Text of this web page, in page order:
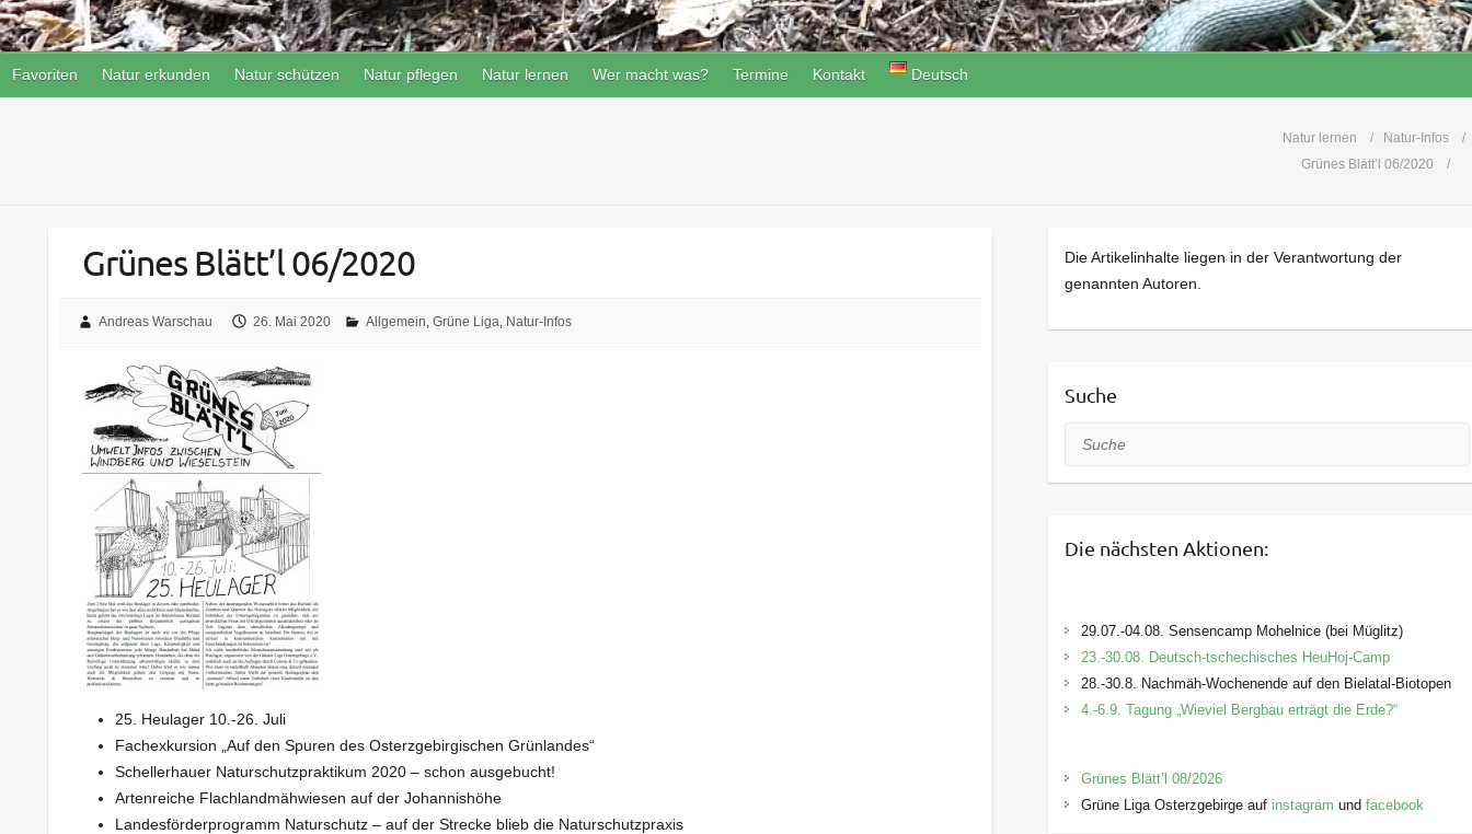
Favoriten Natur erkunden Natur schützen Natur pflegen Natur lernen Wer macht was? Termine Kontakt Deutsch
Natur lernen
Natur-Infos
Grünes Blätt’l 06/2020
Grünes Blätt’l 06/2020
Andreas Warschau 26. Mai 2020 Allgemein,Grüne Liga, Natur-Infos
25. Heulager 10.-26. Juli
Fachexkursion „Auf den Spuren des Osterzgebirgischen Grünlandes“
Schellerhauer Naturschutzpraktikum 2020 – schon ausgebucht!
Artenreiche Flachlandmähwiesen auf der Johannishöhe
Landesförderprogramm Naturschutz – auf der Strecke blieb die Naturschutzpraxis
Die Artikelinhalte liegen in der Verantwortung der
genannten Autoren.
Suche
Suche
Die nächsten Aktionen:
29.07.-04.08. Sensencamp Mohelnice (bei Müglitz)
23.-30.08. Deutsch-tschechisches HeuHoj-Camp
28.-30.8. Nachmäh-Wochenende auf den Bielatal-Biotopen
4.-6.9. Tagung „Wieviel Bergbau erträgt die Erde?“
Grünes Blätt’l 08/2026
Grüne Liga Osterzgebirge auf instagram und facebook